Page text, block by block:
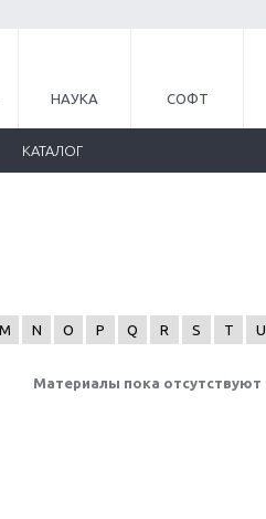
НАУКА СОФТ
КАТАЛОГ
M N O P Q R S T U
Материалы пока отсутствуют